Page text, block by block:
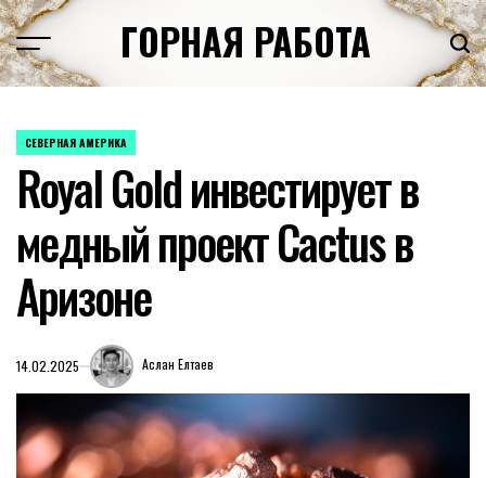
Перейти
к
содержимому
ГОРНАЯ РАБОТА
ОПУБЛИКОВАНО
СЕВЕРНАЯ АМЕРИКА
Royal Gold инвестирует в
медный проект Cactus в
Аризоне
14.02.2025 Аслан Елтаев